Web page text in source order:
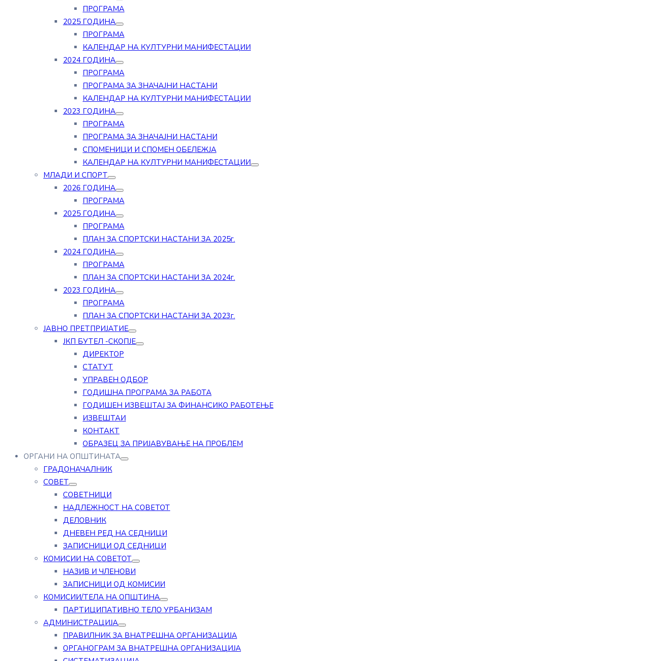
ПРОГРАМА
2025 ГОДИНА
ПРОГРАМА
КАЛЕНДАР НА КУЛТУРНИ МАНИФЕСТАЦИИ
2024 ГОДИНА
ПРОГРАМА
ПРОГРАМА ЗА ЗНАЧАЈНИ НАСТАНИ
КАЛЕНДАР НА КУЛТУРНИ МАНИФЕСТАЦИИ
2023 ГОДИНА
ПРОГРАМА
ПРОГРАМА ЗА ЗНАЧАЈНИ НАСТАНИ
СПОМЕНИЦИ И СПОМЕН ОБЕЛЕЖЈА
КАЛЕНДАР НА КУЛТУРНИ МАНИФЕСТАЦИИ
МЛАДИ И СПОРТ
2026 ГОДИНА
ПРОГРАМА
2025 ГОДИНА
ПРОГРАМА
ПЛАН ЗА СПОРТСКИ НАСТАНИ ЗА 2025г.
2024 ГОДИНА
ПРОГРАМА
ПЛАН ЗА СПОРТСКИ НАСТАНИ ЗА 2024г.
2023 ГОДИНА
ПРОГРАМА
ПЛАН ЗА СПОРТСКИ НАСТАНИ ЗА 2023г.
ЈАВНО ПРЕТПРИЈАТИЕ
ЈКП БУТЕЛ -СКОПЈЕ
ДИРЕКТОР
СТАТУТ
УПРАВЕН ОДБОР
ГОДИШНА ПРОГРАМА ЗА РАБОТА
ГОДИШЕН ИЗВЕШТАЈ ЗА ФИНАНСИКО РАБОТЕЊЕ
ИЗВЕШТАИ
КОНТАКТ
ОБРАЗЕЦ ЗА ПРИЈАВУВАЊЕ НА ПРОБЛЕМ
ОРГАНИ НА ОПШТИНАТА
ГРАДОНАЧАЛНИК
СОВЕТ
СОВЕТНИЦИ
НАДЛЕЖНОСТ НА СОВЕТОТ
ДЕЛОВНИК
ДНЕВЕН РЕД НА СЕДНИЦИ
ЗАПИСНИЦИ ОД СЕДНИЦИ
КОМИСИИ НА СОВЕТОТ
НАЗИВ И ЧЛЕНОВИ
ЗАПИСНИЦИ ОД КОМИСИИ
КОМИСИИ/ТЕЛА НА ОПШТИНА
ПАРТИЦИПАТИВНО ТЕЛО УРБАНИЗАМ
АДМИНИСТРАЦИЈА
ПРАВИЛНИК ЗА ВНАТРЕШНА ОРГАНИЗАЦИЈА
ОРГАНОГРАМ ЗА ВНАТРЕШНА ОРГАНИЗАЦИЈА